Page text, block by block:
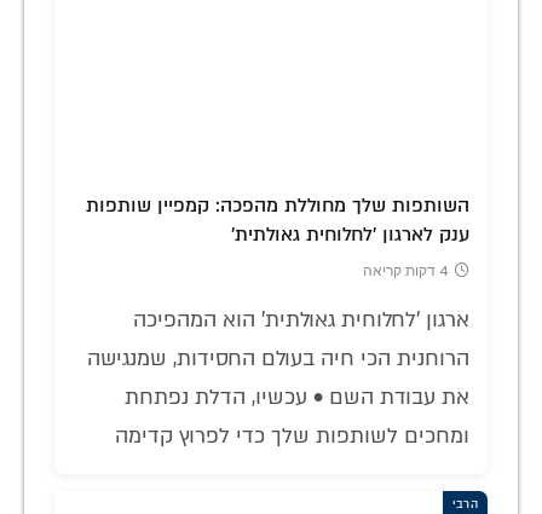
השותפות שלך מחוללת מהפכה: קמפיין שותפות
ענק לארגון 'לחלוחית גאולתית'
4 דקות קריאה
ארגון 'לחלוחית גאולתית' הוא המהפיכה
הרוחנית הכי חיה בעולם החסידות, שמנגישה
את עבודת השם • עכשיו, הדלת נפתחת
ומחכים לשותפות שלך כדי לפרוץ קדימה
הרבי